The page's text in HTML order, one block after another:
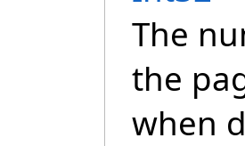
The
the
when